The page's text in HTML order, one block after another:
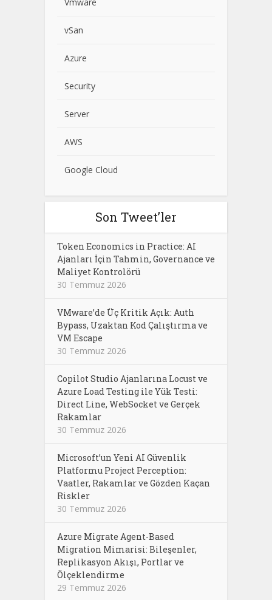
vSan
Azure
Security
Server
AWS
Google Cloud
Son Tweet’ler
Token Economics in Practice: AI
Ajanları İçin Tahmin, Governance ve
Maliyet Kontrolörü
30 Temmuz 2026
VMware’de Üç Kritik Açık: Auth
Bypass, Uzaktan Kod Çalıştırma ve
VM Escape
30 Temmuz 2026
Copilot Studio Ajanlarına Locust ve
Azure Load Testing ile Yük Testi:
Direct Line, WebSocket ve Gerçek
Rakamlar
30 Temmuz 2026
Microsoft’un Yeni AI Güvenlik
Platformu Project Perception:
Vaatler, Rakamlar ve Gözden Kaçan
Riskler
30 Temmuz 2026
Azure Migrate Agent-Based
Migration Mimarisi: Bileşenler,
Replikasyon Akışı, Portlar ve
Ölçeklendirme
29 Temmuz 2026